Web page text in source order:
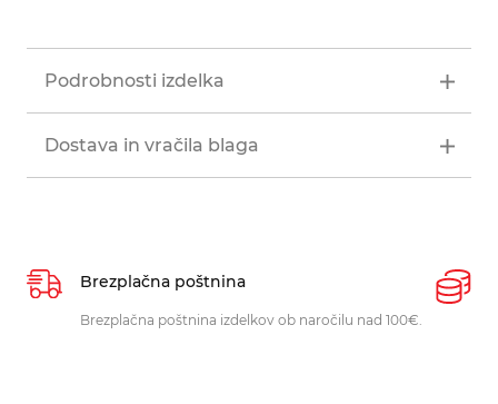
Podrobnosti izdelka
Dostava in vračila blaga
Brezplačna poštnina
Brezplačna poštnina izdelkov ob naročilu nad 100€.